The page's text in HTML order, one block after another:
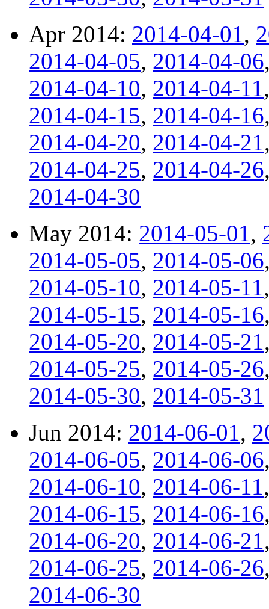
Apr 2014: 2014-04-01,
2014-04-05, 2014-04-06
2014-04-10, 2014-04-11
2014-04-15, 2014-04-16
2014-04-20, 2014-04-21
2014-04-25, 2014-04-26
2014-04-30
May 2014: 2014-05-01,
2014-05-05, 2014-05-06
2014-05-10, 2014-05-11
2014-05-15, 2014-05-16
2014-05-20, 2014-05-21
2014-05-25, 2014-05-26
2014-05-30, 2014-05-31
Jun 2014: 2014-06-01,
2014-06-05, 2014-06-06
2014-06-10, 2014-06-11
2014-06-15, 2014-06-16
2014-06-20, 2014-06-21
2014-06-25, 2014-06-26
2014-06-30